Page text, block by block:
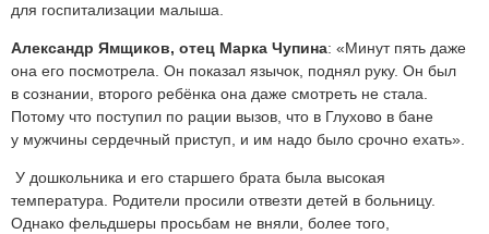
для госпитализации малыша.
Александр Ямщиков, отец Марка Чупина: «Минут пять даже
она его посмотрела. Он показал язычок, поднял руку. Он был
в сознании, второго ребёнка она даже смотреть не стала.
Потому что поступил по рации вызов, что в Глухово в бане
у мужчины сердечный приступ, и им надо было срочно ехать».
У дошкольника и его старшего брата была высокая
температура. Родители просили отвезти детей в больницу.
Однако фельдшеры просьбам не вняли, более того,